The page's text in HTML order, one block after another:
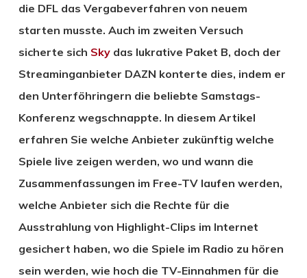
die DFL das Vergabeverfahren von neuem
starten musste. Auch im zweiten Versuch
sicherte sich Skydas lukrative Paket B, doch der
Streaminganbieter DAZN konterte dies, indem er
den Unterföhringern die beliebte Samstags-
Konferenz wegschnappte. In diesem Artikel
erfahren Sie welche Anbieter zukünftig welche
Spiele live zeigen werden, wo und wann die
Zusammenfassungen im Free-TV laufen werden,
welche Anbieter sich die Rechte für die
Ausstrahlung von Highlight-Clips im Internet
gesichert haben, wo die Spiele im Radio zu hören
sein werden, wie hoch die TV-Einnahmen für die